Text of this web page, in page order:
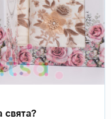
свята?